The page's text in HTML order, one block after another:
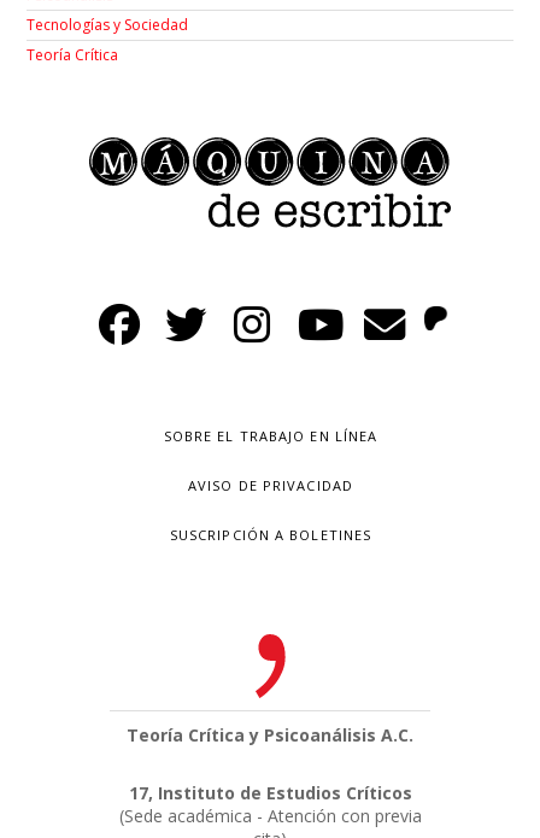
Tecnologías y Sociedad
Teoría Crítica
SOBRE EL TRABAJO EN LÍNEA
AVISO DE PRIVACIDAD
SUSCRIPCIÓN A BOLETINES
Teoría Crítica y Psicoanálisis A.C.
17, Instituto de Estudios Críticos
(Sede académica - Atención con previa